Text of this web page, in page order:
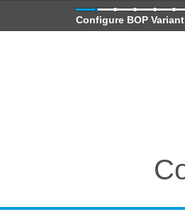
Configure BOP Variant